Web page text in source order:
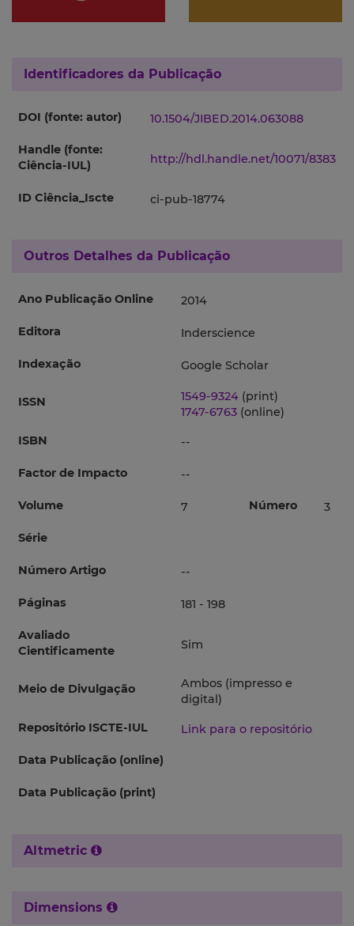
Identificadores da Publicação
DOI (fonte: autor) 10.1504/JIBED.2014.063088
Handle (fonte:
Ciência-IUL)
http://hdl.handle.net/10071/8383
ID Ciência_Iscte ci-pub-18774
Outros Detalhes da Publicação
Ano Publicação Online 2014
Editora Inderscience
Indexação Google Scholar
ISSN 1549-9324 (print)
1747-6763 (online)
ISBN
--
Factor de Impacto --
Volume 7 Número 3
Série
Número Artigo --
Páginas 181 - 198
Avaliado
Cientificamente
Sim
Meio de Divulgação
Ambos (impresso e
digital)
Repositório ISCTE-IUL
Link para o repositório
Data Publicação (online)
Data Publicação (print)
Altmetric
Dimensions